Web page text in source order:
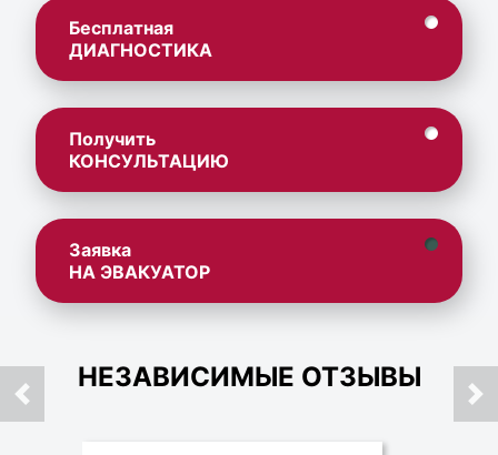
Бесплатная
ДИАГНОСТИКА
Получить
КОНСУЛЬТАЦИЮ
Заявка
НА ЭВАКУАТОР
НЕЗАВИСИМЫЕ ОТЗЫВЫ